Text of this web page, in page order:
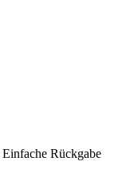
Einfache Rückgabe